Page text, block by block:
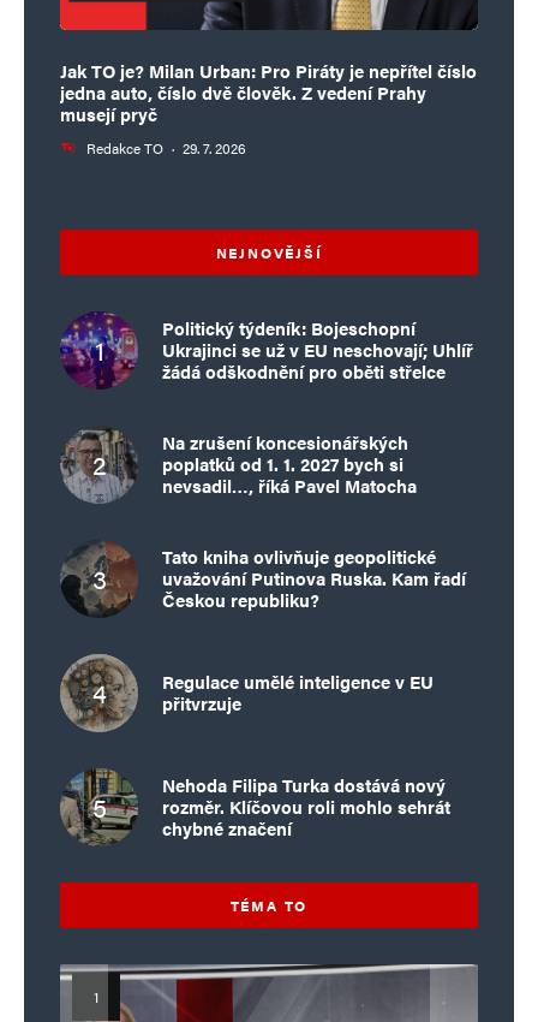
Jak TO je? Milan Urban: Pro Piráty je nepřítel číslo
jedna auto, číslo dvě člověk. Z vedení Prahy
musejí pryč
Redakce TO · 29. 7. 2026
NEJNOVĚJŠÍ
Politický týdeník: Bojeschopní
Ukrajinci se už v EU neschovají; Uhlíř
žádá odškodnění pro oběti střelce
Na zrušení koncesionářských
poplatků od 1. 1. 2027 bych si
nevsadil…, říká Pavel Matocha
Tato kniha ovlivňuje geopolitické
uvažování Putinova Ruska. Kam řadí
Českou republiku?
Regulace umělé inteligence v EU
přitvrzuje
Nehoda Filipa Turka dostává nový
rozměr. Klíčovou roli mohlo sehrát
chybné značení
TÉMA TO